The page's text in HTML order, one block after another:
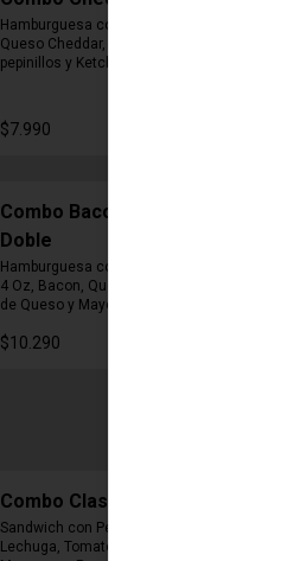
Hamburguesa con 1 Carne de 4 Oz,
Queso Cheddar, Salsa de Queso,
pepinillos y Ketchup, Papas Fritas
$7.990
Combo Bacon Cheddar
Doble
Hamburguesa con Doble Carne de
4 Oz, Bacon, Queso Cheddar, Salsa
de Queso y Mayonesa, Papas Fritas
$10.290
Combo Classic Chicken
Sandwich con Pechuga Apanada,
Lechuga, Tomate, Pepinillos y